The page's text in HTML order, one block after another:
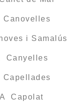
i Samalús
Canyelles
Capolat